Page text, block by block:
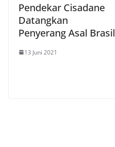
Pendekar Cisadane
Datangkan
Penyerang Asal Brasil
13 Juni 2021